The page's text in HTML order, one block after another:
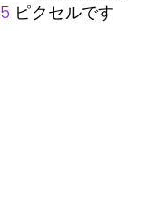
ピクセルです